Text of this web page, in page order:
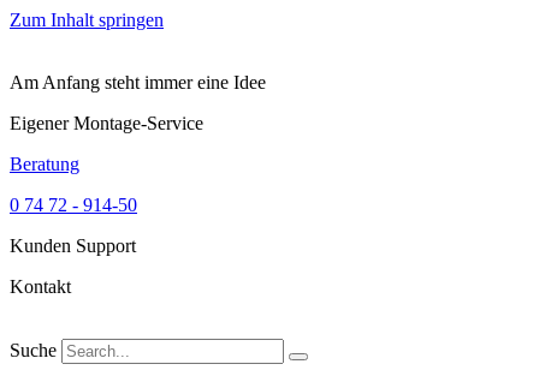
Zum Inhalt springen
Am Anfang steht immer eine Idee
Eigener Montage-Service
Beratung
0 74 72 - 914-50
Kunden Support
Kontakt
Suche